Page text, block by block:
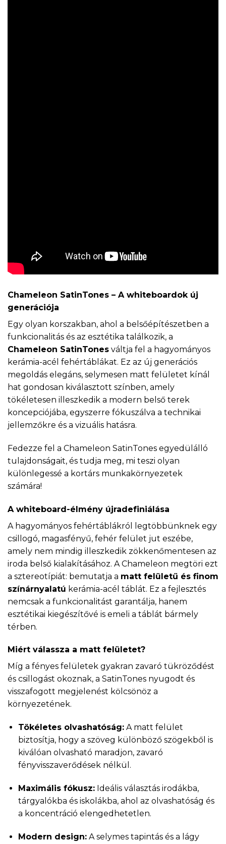
Chameleon SatinTones – A whiteboardok új
generációja
Egy olyan korszakban, ahol a belsőépítészetben a
funkcionalitás és az esztétika találkozik, a
Chameleon SatinTones váltja fel a hagyományos
kerámia-acél fehértáblákat. Ez az új generációs
megoldás elegáns, selymesen matt felületet kínál
hat gondosan kiválasztott színben, amely
tökéletesen illeszkedik a modern belső terek
koncepciójába, egyszerre fókuszálva a technikai
jellemzőkre és a vizuális hatásra.
Fedezze fel a Chameleon SatinTones egyedülálló
tulajdonságait, és tudja meg, mi teszi olyan
különlegessé a kortárs munkakörnyezetek
számára!
A whiteboard-élmény újradefiniálása
A hagyományos fehértáblákról legtöbbünknek egy
csillogó, magasfényű, fehér felület jut eszébe,
amely nem mindig illeszkedik zökkenőmentesen az
iroda belső kialakításához. A Chameleon megtöri ezt
a sztereotípiát: bemutatja a matt felületű és finom
színárnyalatú kerámia-acél táblát. Ez a fejlesztés
nemcsak a funkcionalitást garantálja, hanem
esztétikai kiegészítővé is emeli a táblát bármely
térben.
Miért válassza a matt felületet?
Míg a fényes felületek gyakran zavaró tükröződést
és csillogást okoznak, a SatinTones nyugodt és
visszafogott megjelenést kölcsönöz a
környezetének.
Tökéletes olvashatóság:A matt felület
biztosítja, hogy a szöveg különböző szögekből is
kiválóan olvasható maradjon, zavaró
fényvisszaverődések nélkül.
Maximális fókusz:Ideális választás irodákba,
tárgyalókba és iskolákba, ahol az olvashatóság és
a koncentráció elengedhetetlen.
Modern design:A selymes tapintás és a lágy